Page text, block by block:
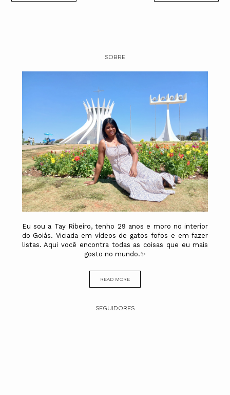
SOBRE
Eu sou a Tay Ribeiro, tenho 29 anos e moro no interior
do Goiás. Viciada em vídeos de gatos fofos e em fazer
listas. Aqui você encontra todas as coisas que eu mais
gosto no mundo.✨
READ MORE
SEGUIDORES